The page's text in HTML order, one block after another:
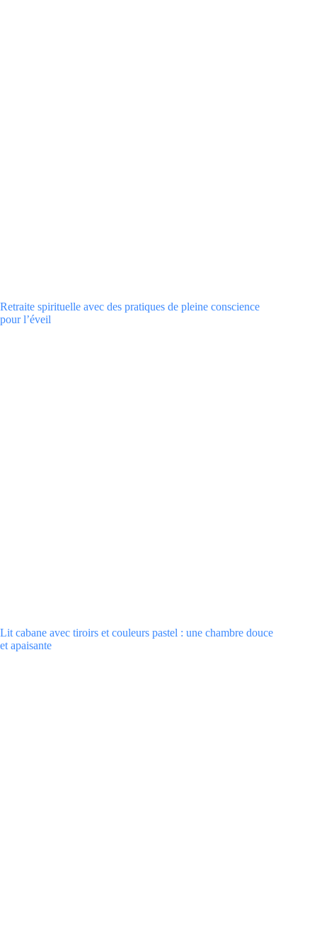
Retraite spirituelle avec des pratiques de pleine conscience
pour l’éveil
Lit cabane avec tiroirs et couleurs pastel : une chambre douce
et apaisante